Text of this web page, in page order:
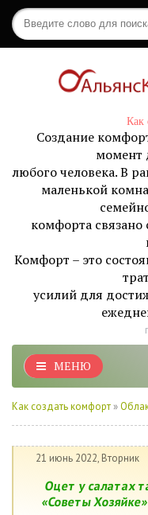
Как
Создание
момент
любого человека. В
маленькой
комфорта
Комфорт – это
усилий для
МЕНЮ
Как создать комфорт »
21 июнь 2022, Вторник
Оцет у салатах
«Советы Хозяйке»